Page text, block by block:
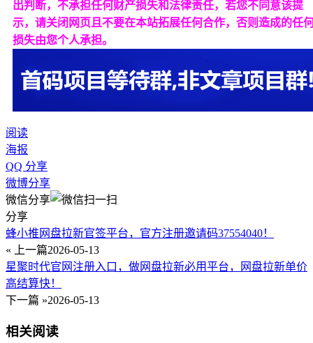
出判断，不承担任何财产损失和法律责任，若您不同意该提
示，请关闭网页且不要在本站拓展任何合作，否则造成的任
损失由您个人承担。
阅读
海报
QQ 分享
微博分享
微信分享
分享
蜂小推网盘拉新官签平台，官方注册邀请码37554040！
« 上一篇2026-05-13
星聚时代官网注册入口，做网盘拉新必用平台，网盘拉新单价
高结算快！
下一篇 »2026-05-13
相关阅读